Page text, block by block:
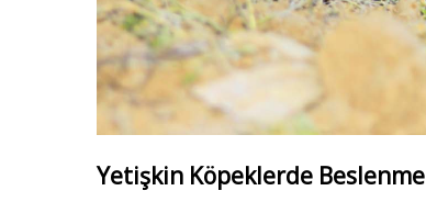
Yetişkin Köpeklerde Beslenme